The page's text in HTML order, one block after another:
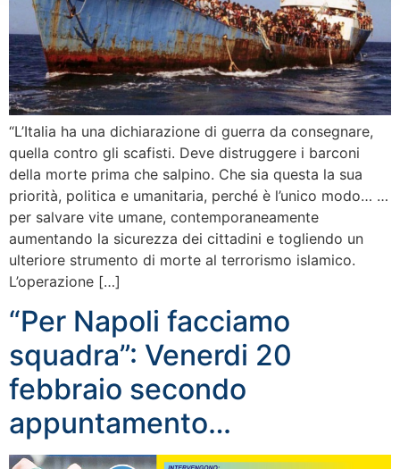
“L’Italia ha una dichiarazione di guerra da consegnare,
quella contro gli scafisti. Deve distruggere i barconi
della morte prima che salpino. Che sia questa la sua
priorità, politica e umanitaria, perché è l’unico modo… …
per salvare vite umane, contemporaneamente
aumentando la sicurezza dei cittadini e togliendo un
ulteriore strumento di morte al terrorismo islamico.
L’operazione […]
“Per Napoli facciamo
squadra”: Venerdi 20
febbraio secondo
appuntamento…